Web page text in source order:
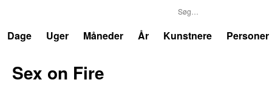
Dage
Uger Måneder År Kunstnere Personer
Sex on Fire